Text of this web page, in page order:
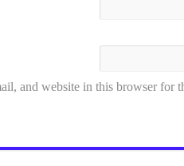
and website in this browser for